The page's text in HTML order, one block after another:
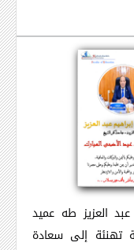
العزيز طه عميد
تهنئة إلى سعادة